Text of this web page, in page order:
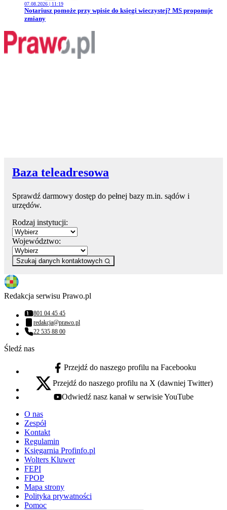
07.08.2026 | 11:19
Przejdź do artykułu:
Notariusz pomoże przy wpisie do księgi wieczystej? MS proponuje
zmiany
Baza teleadresowa
Sprawdź darmowy dostęp do pełnej bazy m.in. sądów i
urzędów.
Rodzaj instytucji:
Województwo:
Szukaj danych kontaktowych
Redakcja serwisu Prawo.pl
Numer telefonu:
801 04 45 45
Adres email:
redakcja@prawo.pl
Numer telefonu:
22 535 88 00
Śledź nas
facebook - otwiera się w nowej karcie
Przejdź do naszego profilu na Facebooku
x - otwiera się w nowej karcie
Przejdź do naszego profilu na X (dawniej Twitter)
youtube - otwiera się w nowej karcie
Odwiedź nasz kanał w serwisie YouTube
O nas
Zespół
Kontakt
Regulamin
Księgarnia Profinfo.pl
Wolters Kluwer
FEPI
FPOP
Mapa strony
Polityka prywatności
Pomoc